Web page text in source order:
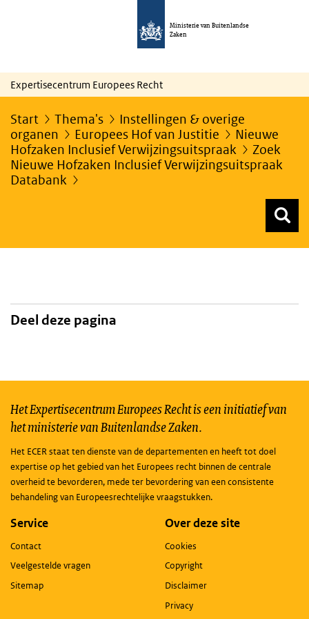
Ministerie van Buitenlandse
Zaken
Expertisecentrum Europees Recht
Start Thema's
Instellingen & overige
organen
Europees Hof van Justitie
Nieuwe
Hofzaken Inclusief Verwijzingsuitspraak
Zoek
Nieuwe Hofzaken Inclusief Verwijzingsuitspraak
Databank
Deel deze pagina
Het Expertisecentrum Europees Recht is een initiatief van
het ministerie van Buitenlandse Zaken.
Het ECER staat ten dienste van de departementen en heeft tot doel
expertise op het gebied van het Europees recht binnen de centrale
overheid te bevorderen, mede ter bevordering van een consistente
behandeling van Europeesrechtelijke vraagstukken.
Service
Contact
Veelgestelde vragen
Sitemap
Over deze site
Cookies
Copyright
Disclaimer
Privacy